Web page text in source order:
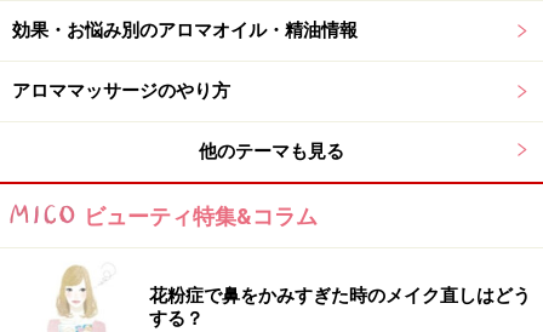
効果・お悩み別のアロマオイル・精油情報
アロママッサージのやり方
他のテーマも見る
ビューティ特集&コラム
花粉症で鼻をかみすぎた時のメイク直しはどう
する？